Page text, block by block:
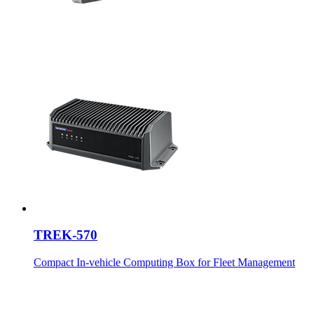
TREK-570
Compact In-vehicle Computing Box for Fleet Management